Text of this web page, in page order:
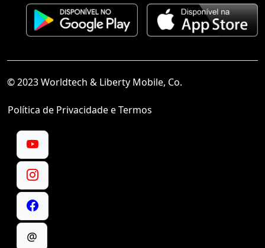
© 2023 Worldtech & Liberty Mobile, Co.
Política de Privacidade e Termos
@